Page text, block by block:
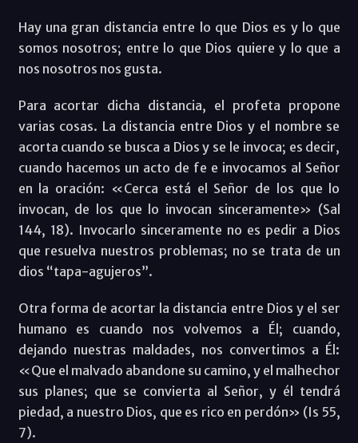
Hay una gran distancia entre lo que Dios es y lo que
somos nosotros; entre lo que Dios quiere y lo que a
nos nosotros nos gusta.
Para acortar dicha distancia, el profeta propone
varias cosas. La distancia entre Dios y el nombre se
acorta cuando se busca a Dios y se le invoca; es decir,
cuando hacemos un acto de fe e invocamos al Señor
en la oración: «Cerca está el Señor de los que lo
invocan, de los que lo invocan sinceramente» (Sal
144, 18). Invocarlo sinceramente no es pedir a Dios
que resuelva nuestros problemas; no se trata de un
dios “tapa-agujeros”.
Otra forma de acortar la distancia entre Dios y el ser
humano es cuando nos volvemos a Él; cuando,
dejando nuestras maldades, nos convertimos a Él:
«Que el malvado abandone su camino, y el malhechor
sus planes; que se convierta al Señor, y él tendrá
piedad, a nuestro Dios, que es rico en perdón» (Is 55,
7).